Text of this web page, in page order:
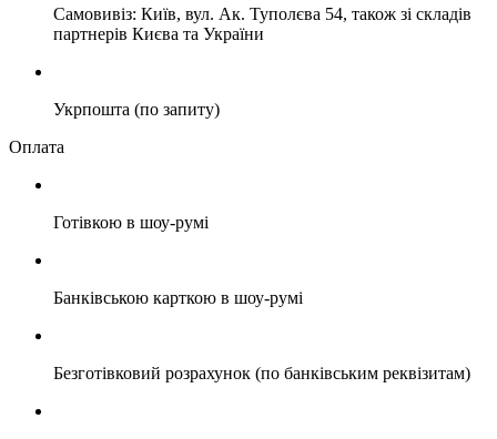
Самовивіз: Київ, вул. Ак. Туполєва 54, також зі складів
партнерів Києва та України
Укрпошта (по запиту)
Оплата
Готівкою в шоу-румі
Банківською карткою в шоу-румі
Безготівковий розрахунок (по банківським реквізитам)